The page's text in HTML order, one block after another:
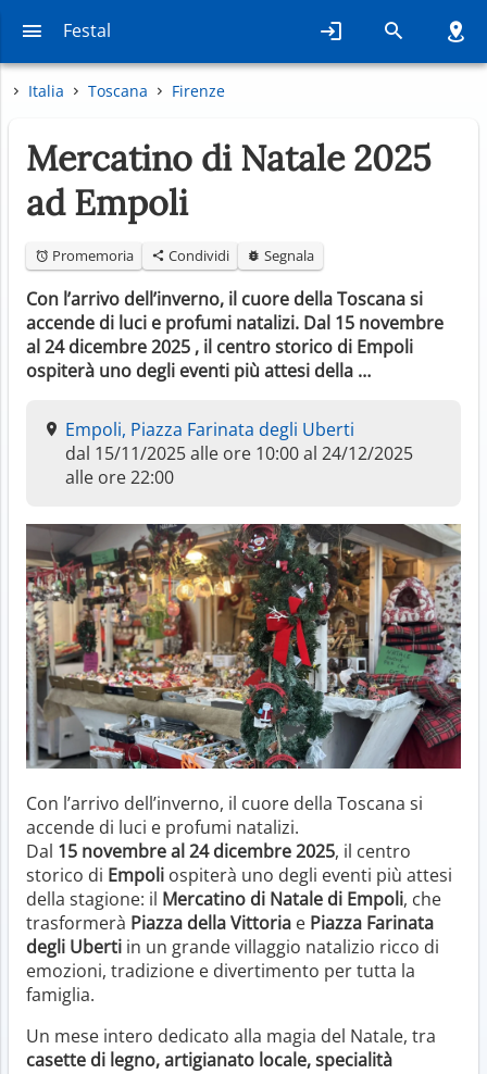
Festal
Italia Toscana Firenze
Mercatino di Natale 2025
ad Empoli
Promemoria Condividi Segnala
Con l’arrivo dell’inverno, il cuore della Toscana si
accende di luci e profumi natalizi. Dal 15 novembre
al 24 dicembre 2025 , il centro storico di Empoli
ospiterà uno degli eventi più attesi della …
Empoli, Piazza Farinata degli Uberti
dal 15/11/2025 alle ore 10:00 al 24/12/2025
alle ore 22:00
Con l’arrivo dell’inverno, il cuore della Toscana si
accende di luci e profumi natalizi.
Dal 15 novembre al 24 dicembre 2025, il centro
storico di Empoli ospiterà uno degli eventi più attesi
della stagione: il Mercatino di Natale di Empoli, che
trasformerà Piazza della Vittoria e Piazza Farinata
degli Uberti in un grande villaggio natalizio ricco di
emozioni, tradizione e divertimento per tutta la
famiglia.
Un mese intero dedicato alla magia del Natale, tra
casette di legno, artigianato locale, specialità